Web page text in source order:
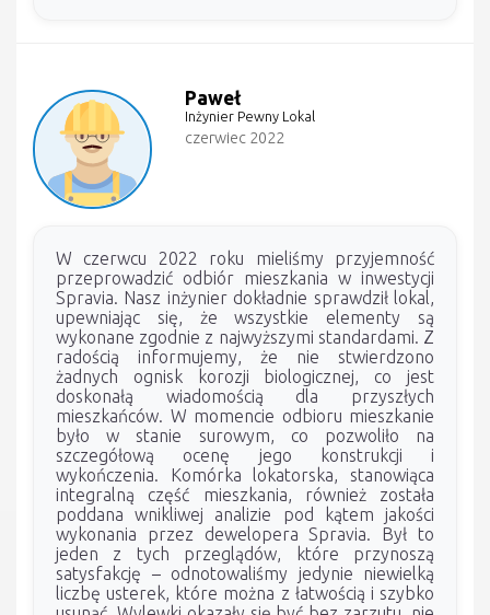
Paweł
Inżynier Pewny Lokal
czerwiec 2022
W czerwcu 2022 roku mieliśmy przyjemność
przeprowadzić odbiór mieszkania w inwestycji
Spravia. Nasz inżynier dokładnie sprawdził lokal,
upewniając się, że wszystkie elementy są
wykonane zgodnie z najwyższymi standardami. Z
radością informujemy, że nie stwierdzono
żadnych ognisk korozji biologicznej, co jest
doskonałą wiadomością dla przyszłych
mieszkańców. W momencie odbioru mieszkanie
było w stanie surowym, co pozwoliło na
szczegółową ocenę jego konstrukcji i
wykończenia. Komórka lokatorska, stanowiąca
integralną część mieszkania, również została
poddana wnikliwej analizie pod kątem jakości
wykonania przez dewelopera Spravia. Był to
jeden z tych przeglądów, które przynoszą
satysfakcję – odnotowaliśmy jedynie niewielką
liczbę usterek, które można z łatwością i szybko